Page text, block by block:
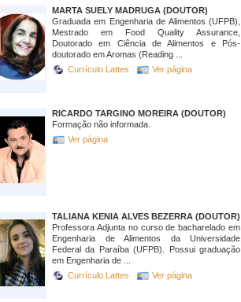
MARTA SUELY MADRUGA (DOUTOR)
Graduada em Engenharia de Alimentos (UFPB),
Mestrado em Food Quality Assurance,
Doutorado em Ciência de Alimentos e Pós-
doutorado em Aromas (Reading ...
Currículo Lattes
Ver página
RICARDO TARGINO MOREIRA (DOUTOR)
Formação não informada.
Ver página
TALIANA KENIA ALVES BEZERRA (DOUTOR)
Professora Adjunta no curso de bacharelado em
Engenharia de Alimentos da Universidade
Federal da Paraíba (UFPB). Possui graduação
em Engenharia de ...
Currículo Lattes
Ver página